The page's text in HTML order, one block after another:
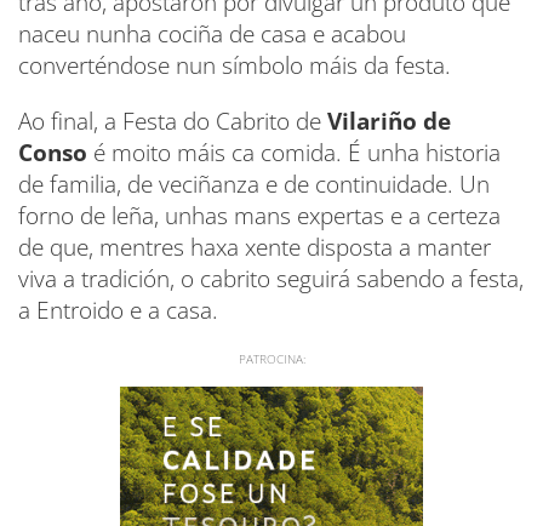
naceu nunha cociña de casa e acabou
converténdose nun símbolo máis da festa.
Ao final, a Festa do Cabrito deVilariño de
Conso é moito máis ca comida. É unha historia
de familia, de veciñanza e de continuidade. Un
forno de leña, unhas mans expertas e a certeza
de que, mentres haxa xente disposta a manter
viva a tradición, o cabrito seguirá sabendo a festa,
a Entroido e a casa.